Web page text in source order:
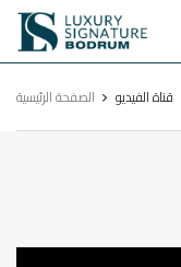
Luxury
Signature
الصفحة الرئيسية قناة الفيديو